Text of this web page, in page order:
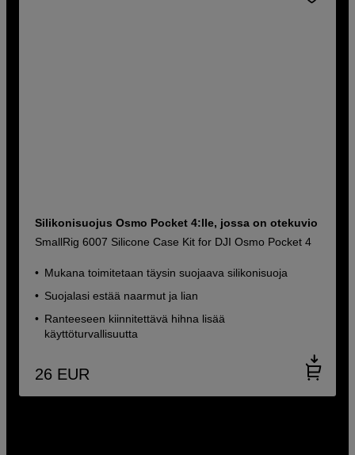
Silikonisuojus Osmo Pocket 4:lle, jossa on otekuvio
SmallRig 6007 Silicone Case Kit for DJI Osmo Pocket 4
Mukana toimitetaan täysin suojaava silikonisuoja
Suojalasi estää naarmut ja lian
Ranteeseen kiinnitettävä hihna lisää
käyttöturvallisuutta
26 EUR